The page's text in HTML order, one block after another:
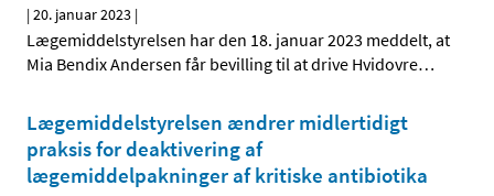
|20. januar 2023 |
Lægemiddelstyrelsen har den 18. januar 2023 meddelt, at
Mia Bendix Andersen får bevilling til at drive Hvidovre…
Lægemiddelstyrelsen ændrer midlertidigt
praksis for deaktivering af
lægemiddelpakninger af kritiske antibiotika